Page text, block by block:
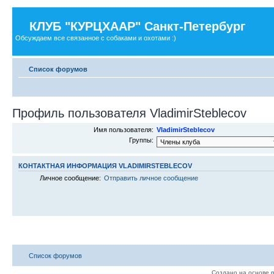
КЛУБ "КУРЦХААР" Санкт-Петербург
Обсуждаем все связанное с собаками и охотами :)
Список форумов
Профиль пользователя VladimirSteblecov
Имя пользователя: VladimirSteblecov
Группы:
КОНТАКТНАЯ ИНФОРМАЦИЯ VLADIMIRSTEBLECOV
Личное сообщение: Отправить личное сообщение
Список форумов
Создано на основе